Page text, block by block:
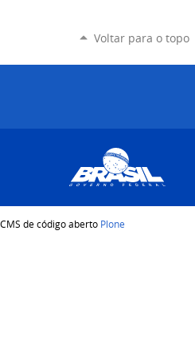
Voltar para o topo
de código aberto Plone